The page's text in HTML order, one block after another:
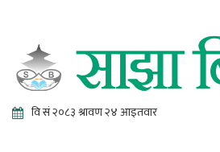
Online News Portal